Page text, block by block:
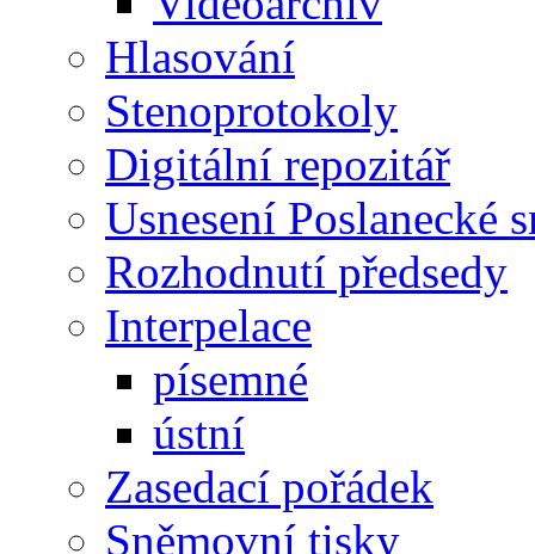
Hlasování
Stenoprotokoly
Digitální repozitář
Usnesení Poslanecké
Rozhodnutí předsedy
Interpelace
písemné
ústní
Zasedací pořádek
Sněmovní tisky